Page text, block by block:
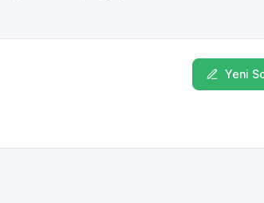
Yeni